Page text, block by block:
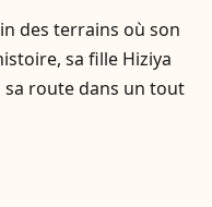
des terrains où son
sa fille Hiziya
sa route dans un tout